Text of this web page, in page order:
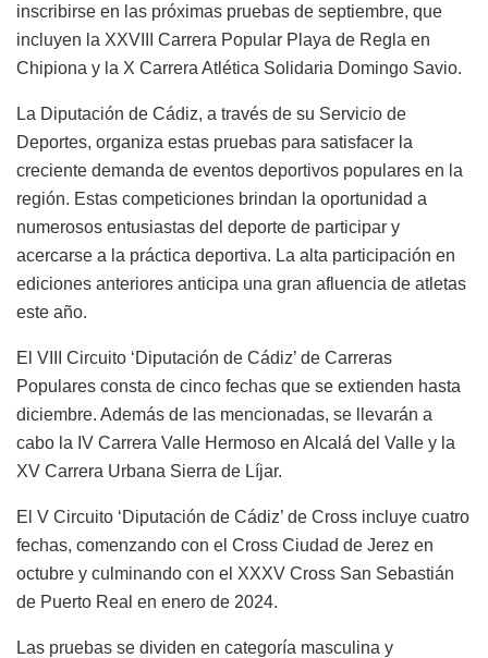
inscribirse en las próximas pruebas de septiembre, que
incluyen la XXVIII Carrera Popular Playa de Regla en
Chipiona y la X Carrera Atlética Solidaria Domingo Savio.
La Diputación de Cádiz, a través de su Servicio de
Deportes, organiza estas pruebas para satisfacer la
creciente demanda de eventos deportivos populares en la
región. Estas competiciones brindan la oportunidad a
numerosos entusiastas del deporte de participar y
acercarse a la práctica deportiva. La alta participación en
ediciones anteriores anticipa una gran afluencia de atletas
este año.
El VIII Circuito ‘Diputación de Cádiz’ de Carreras
Populares consta de cinco fechas que se extienden hasta
diciembre. Además de las mencionadas, se llevarán a
cabo la IV Carrera Valle Hermoso en Alcalá del Valle y la
XV Carrera Urbana Sierra de Líjar.
El V Circuito ‘Diputación de Cádiz’ de Cross incluye cuatro
fechas, comenzando con el Cross Ciudad de Jerez en
octubre y culminando con el XXXV Cross San Sebastián
de Puerto Real en enero de 2024.
Las pruebas se dividen en categoría masculina y